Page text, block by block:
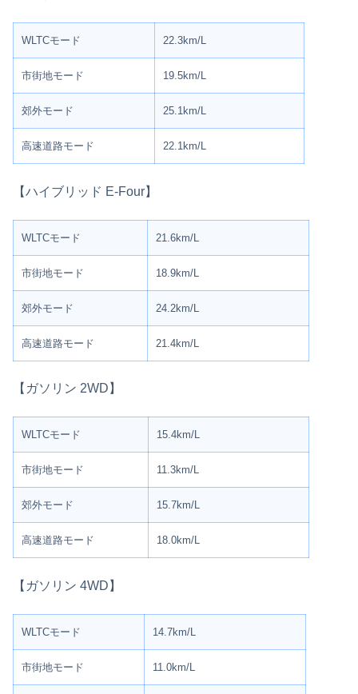
WLTCモード 22.3km/L
市街地モード 19.5km/L
郊外モード 25.1km/L
高速道路モード 22.1km/L
【ハイブリッド E-Four】
WLTCモード 21.6km/L
市街地モード 18.9km/L
郊外モード 24.2km/L
高速道路モード 21.4km/L
【ガソリン 2WD】
WLTCモード 15.4km/L
市街地モード 11.3km/L
郊外モード 15.7km/L
高速道路モード 18.0km/L
【ガソリン 4WD】
WLTCモード 14.7km/L
市街地モード 11.0km/L